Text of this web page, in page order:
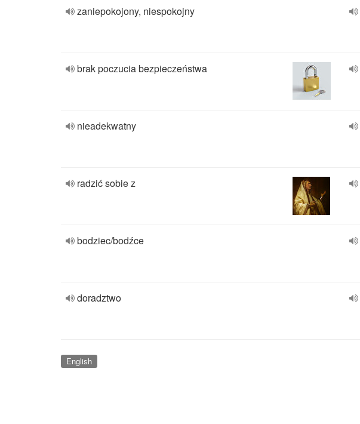
zaniepokojony, niespokojny
brak poczucia bezpieczeństwa
nieadekwatny
radzić sobie z
bodziec/bodźce
doradztwo
English